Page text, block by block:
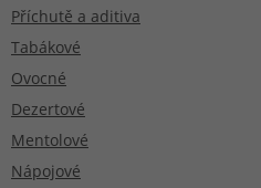
Příchutě a aditiva
Tabákové
Ovocné
Dezertové
Mentolové
Nápojové